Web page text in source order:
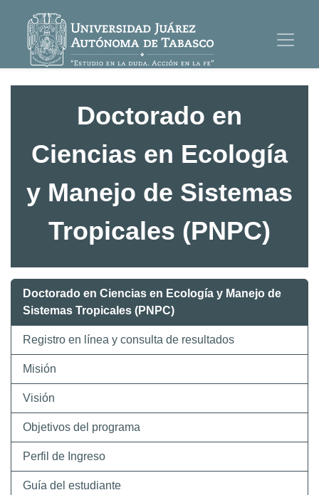
Doctorado en
Ciencias en Ecología
y Manejo de Sistemas
Tropicales (PNPC)
Doctorado en Ciencias en Ecología y Manejo de
Sistemas Tropicales (PNPC)
Registro en línea y consulta de resultados
Misión
Visión
Objetivos del programa
Perfil de Ingreso
Guía del estudiante